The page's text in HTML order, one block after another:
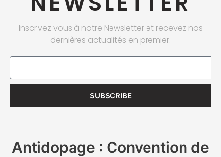
Inscrivez vous à notre Newsletter et recevez nos
dernières actualités en premier.
Email
SUBSCRIBE
Antidopage : Convention de